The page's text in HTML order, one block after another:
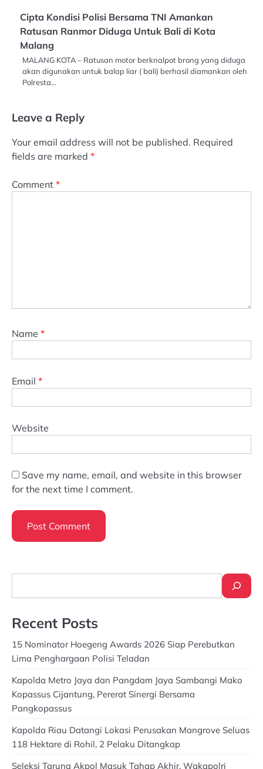
Cipta Kondisi Polisi Bersama TNI Amankan
Ratusan Ranmor Diduga Untuk Bali di Kota
Malang
MALANG KOTA – Ratusan motor berknalpot brong yang diduga
akan digunakan untuk balap liar ( bali) berhasil diamankan oleh
Polresta…
Leave a Reply
Your email address will not be published. Required
fields are marked *
Comment *
Name *
Email *
Website
Save my name, email, and website in this browser
for the next time I comment.
Recent Posts
15 Nominator Hoegeng Awards 2026 Siap Perebutkan
Lima Penghargaan Polisi Teladan
Kapolda Metro Jaya dan Pangdam Jaya Sambangi Mako
Kopassus Cijantung, Pererat Sinergi Bersama
Pangkopassus
Kapolda Riau Datangi Lokasi Perusakan Mangrove Seluas
118 Hektare di Rohil, 2 Pelaku Ditangkap
Seleksi Taruna Akpol Masuk Tahap Akhir, Wakapolri